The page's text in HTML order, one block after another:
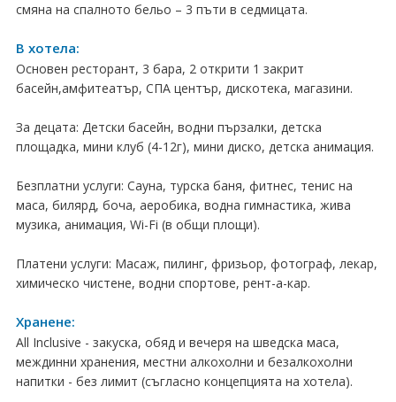
Швеция
ПРАЗНИЦИ
Предколедни
Великден 2026
ЕКЗОТИКА
Екзотични почивки
смяна на спалното бельо – 3 пъти в седмицата.
В хотела:
Основен ресторант, 3 бара, 2 открити 1 закрит
басейн,амфитеатър, СПА център, дискотека, магазини.
За децата: Детски басейн, водни пързалки, детска
площадка, мини клуб (4-12г), мини диско, детска анимация.
Безплатни услуги: Сауна, турска баня, фитнес, тенис на
маса, билярд, боча, аеробика, водна гимнастика, жива
музика, анимация, Wi-Fi (в общи площи).
Платени услуги: Масаж, пилинг, фризьор, фотограф, лекар,
химическо чистене, водни спортове, рент-а-кар.
Хранене:
All Inclusive - закуска, обяд и вечеря на шведска маса,
междинни хранения, местни алкохолни и безалкохолни
напитки - без лимит (съгласно концепцията на хотела).